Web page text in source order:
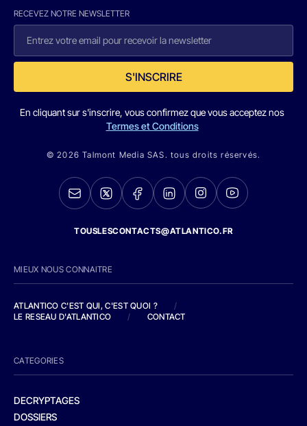
RECEVEZ NOTRE NEWSLETTER
S'INSCRIRE
En cliquant sur s'inscrire, vous confirmez que vous acceptez nos
Termes et Conditions
© 2026 Talmont Media SAS. tous droits réservés.
TOUSLESCONTACTS@ATLANTICO.FR
MIEUX NOUS CONNAITRE
ATLANTICO C'EST QUI, C'EST QUOI ?
/
LE RESEAU D'ATLANTICO
/ CONTACT
CATEGORIES
DECRYPTAGES
DOSSIERS